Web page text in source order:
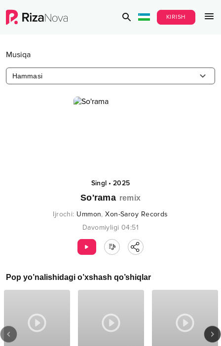
KIRISH
Musiqa
Hammasi
Singl•2025
So'rama remix
Ijrochi: Ummon,Xon-Saroy Records
Davomiyligi 04:51
Pop yo’nalishidagi o’xshash qo’shiqlar